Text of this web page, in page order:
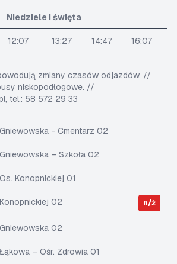
Gniewowska - Cmentarz 02
Gniewowska – Szkoła 02
Os. Konopnickiej 01
Konopnickiej 02 n/ż
Gniewowska 02
Łąkowa – Ośr. Zdrowia 01
Niedziele i święta
12:07 13:27 14:47 16:07
zmiany czasów odjazdów. //
niskopodłogowe. //
tel.: 58 572 29 33